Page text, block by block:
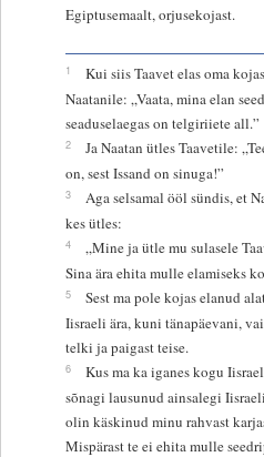
Egiptusemaalt, orjusekojast.
1
Kui siis Taavet elas oma
Naatanile: „Vaata, mina elan
seaduselaegas on telgiriiete all.”
2
Ja Naatan ütles Taavetile:
on, sest Issand on sinuga!”
3
Aga selsamal ööl sündis, et
kes ütles:
4
„Mine ja ütle mu sulasele
Sina ära ehita mulle elamiseks
5
Sest ma pole kojas elanud
Iisraeli ära, kuni tänapäevani,
telki ja paigast teise.
6
Kus ma ka iganes kogu
sõnagi lausunud ainsalegi
olin käskinud minu rahvast
Mispärast te ei ehita mulle